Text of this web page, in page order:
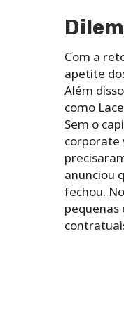
Com a
apetite
Além
como
Sem o
corporate
anunciou
fechou.